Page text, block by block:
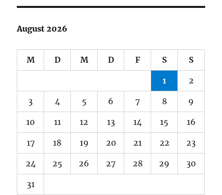
August 2026
M D M D F S S
1 2
3 4 5 6 7 8 9
10 11 12 13 14 15 16
17 18 19 20 21 22 23
24 25 26 27 28 29 30
31